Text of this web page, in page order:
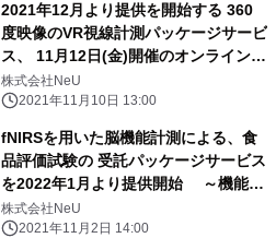
2021年12月より提供を開始する 360
度映像のVR視線計測パッケージサービ
ス、 11月12日(金)開催のオンラインセ
ミナーにて詳細を発表！
株式会社NeU
2021年11月10日 13:00
fNIRSを用いた脳機能計測による、食
品評価試験の 受託パッケージサービス
を2022年1月より提供開始 ～機能性
評価などに対応～
株式会社NeU
2021年11月2日 14:00